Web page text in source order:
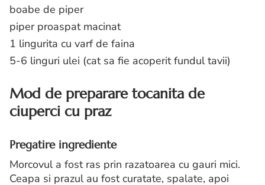
boabe de piper
piper proaspat macinat
1 lingurita cu varf de faina
5-6 linguri ulei (cat sa fie acoperit fundul tavii)
Mod de preparare tocanita de
ciuperci cu praz
Pregatire ingrediente
Morcovul a fost ras prin razatoarea cu gauri mici.
Ceapa si prazul au fost curatate, spalate, apoi